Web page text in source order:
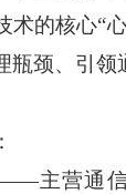
术的核心“
瓶颈、引领
营通信